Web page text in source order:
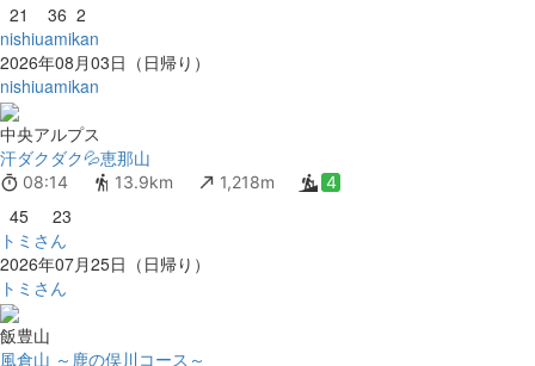
21 36 2
nishiuamikan
2026年08月03日（日帰り）
nishiuamikan
中央アルプス
汗ダクダク💦恵那山
08:14 13.9km 1,218m 4
45
23
トミさん
2026年07月25日（日帰り）
トミさん
飯豊山
風倉山 ～鹿の俣川コース～